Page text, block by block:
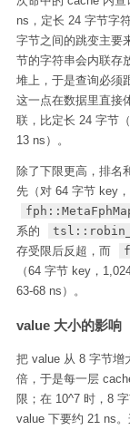
ns，定长 24 字节字
字节之间的跳变主要
节的字符串会内联存
堆上，于是查询必须
这一点在数据里直
联，比定长 24 字节
13 ns）。
除了下限更高，排名
先（对 64 字节 key
系的
存受限后反超，而
（64 字节 key，
63-68 ns）。
value 大小的影响
把 value 从 8 字节增
倍，于是每一层
限；在 10^7 时，8
value 下要约 21 ns